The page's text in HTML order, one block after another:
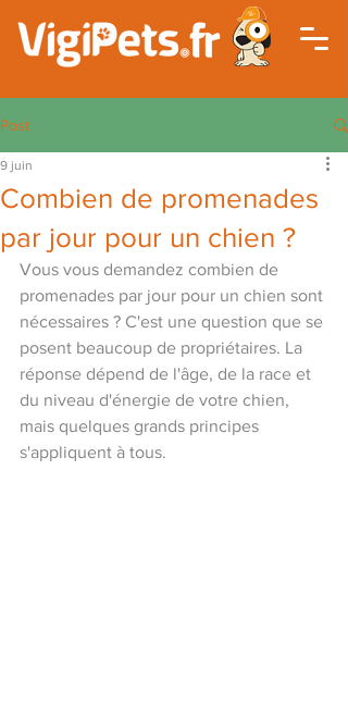
Post
Combien de promenades
par jour pour un chien ?
9 juin
Vous vous demandez combien de
promenades par jour pour un chien sont
nécessaires ? C'est une question que se
posent beaucoup de propriétaires. La
réponse dépend de l'âge, de la race et
du niveau d'énergie de votre chien,
mais quelques grands principes
s'appliquent à tous.